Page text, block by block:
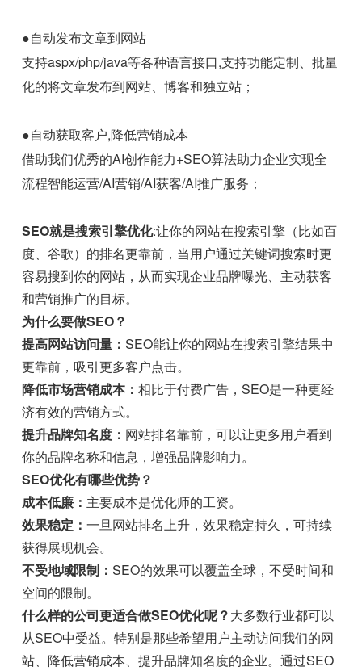
●自动发布文章到网站
支持aspx/php/java等各种语言接口,支持功能定制、批量
化的将文章发布到网站、博客和独立站；
●自动获取客户,降低营销成本
借助我们优秀的AI创作能力+SEO算法助力企业实现全
流程智能运营/AI营销/AI获客/AI推广服务；
SEO就是搜索引擎优化:让你的网站在搜索引擎（比如百
度、谷歌）的排名更靠前，当用户通过关键词搜索时更
容易搜到你的网站，从而实现企业品牌曝光、主动获客
和营销推广的目标。
为什么要做SEO？
提高网站访问量：SEO能让你的网站在搜索引擎结果中
更靠前，吸引更多客户点击。
降低市场营销成本：相比于付费广告，SEO是一种更经
济有效的营销方式。
提升品牌知名度： 网站排名靠前，可以让更多用户看到
你的品牌名称和信息，增强品牌影响力。
SEO优化有哪些优势？
成本低廉： 主要成本是优化师的工资。
效果稳定：一旦网站排名上升，效果稳定持久，可持续
获得展现机会。
不受地域限制：SEO的效果可以覆盖全球，不受时间和
空间的限制。
什么样的公司更适合做SEO优化呢？大多数行业都可以
从SEO中受益。特别是那些希望用户主动访问我们的网
站、降低营销成本、提升品牌知名度的企业。通过SEO